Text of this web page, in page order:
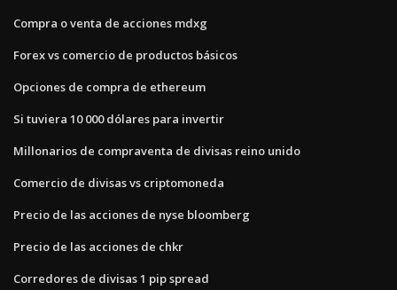
Compra o venta de acciones mdxg
Forex vs comercio de productos básicos
Opciones de compra de ethereum
Si tuviera 10 000 dólares para invertir
Millonarios de compraventa de divisas reino unido
Comercio de divisas vs criptomoneda
Precio de las acciones de nyse bloomberg
Precio de las acciones de chkr
Corredores de divisas 1 pip spread